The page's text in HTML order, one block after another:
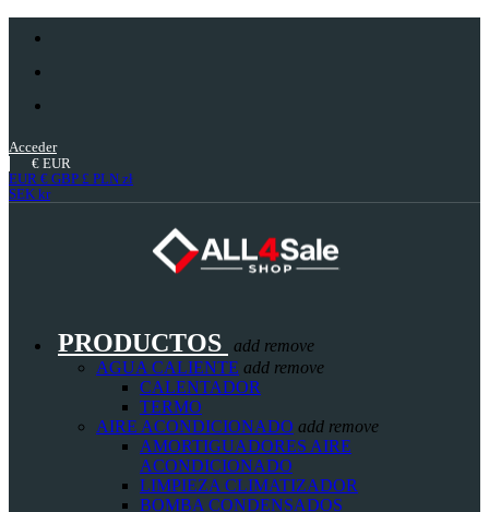
Acceder
€ EUR
EUR € GBP £ PLN zł
SEK kr
PRODUCTOS add remove
AGUA CALIENTE add remove
CALENTADOR
TERMO
AIRE ACONDICIONADO add remove
AMORTIGUADORES AIRE
ACONDICIONADO
LIMPIEZA CLIMATIZADOR
BOMBA CONDENSADOS